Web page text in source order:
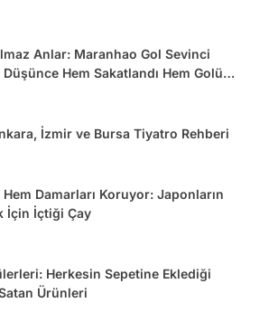
Anlar: Maranhao Gol Sevinci
Düşünce Hem Sakatlandı Hem Golü
İzmir ve Bursa Tiyatro Rehberi
Damarları Koruyor: Japonların
İçin İçtiği Çay
Herkesin Sepetine Eklediği
Ürünleri